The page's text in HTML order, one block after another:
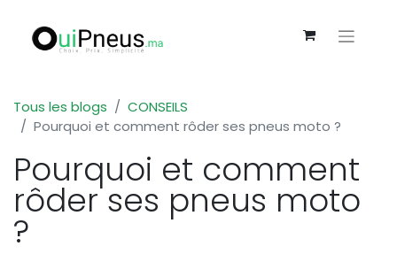
Tous les blogs
CONSEILS
Pourquoi et comment rôder ses pneus moto ?
Pourquoi et comment
rôder ses pneus moto
?